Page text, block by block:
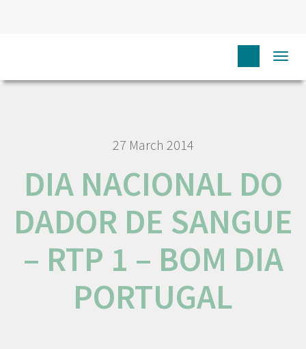
DIA NACIONAL
27 March 2014
DIA NACIONAL DO
DADOR DE SANGUE
– RTP 1 – BOM DIA
PORTUGAL